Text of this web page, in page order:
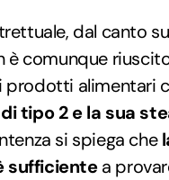
dal canto
è comunque
prodotti alimentari
tipo 2 e la sua
si spiega che
sufficientea